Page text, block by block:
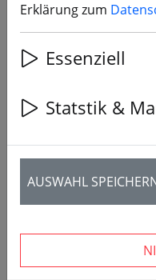
‹
Erklärung zum
Essenziell
Statstik &
AUSWAHL